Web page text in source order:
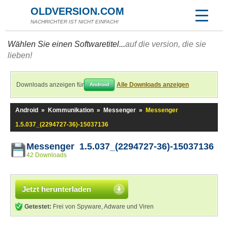
OLDVERSION.COM
NACHRICHTER IST NICHT EINFACH!
Wählen Sie einen Softwaretitel...auf die version, die sie
lieben!
Downloads anzeigen für Android Alle Downloads anzeigen
Android » Kommunikation » Messenger »
Messenger
1.5.037_(2294727-36)-15037136
Messenger 1.5.037_(2294727-36)-15037136
42 Downloads
Jetzt herunterladen
Getestet: Frei von Spyware, Adware und Viren